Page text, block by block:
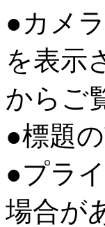
●カメ
を表示
からご
●標題
●プラ
場合が